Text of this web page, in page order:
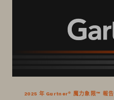
2025 年 Gartner® 魔力象限™ 報告